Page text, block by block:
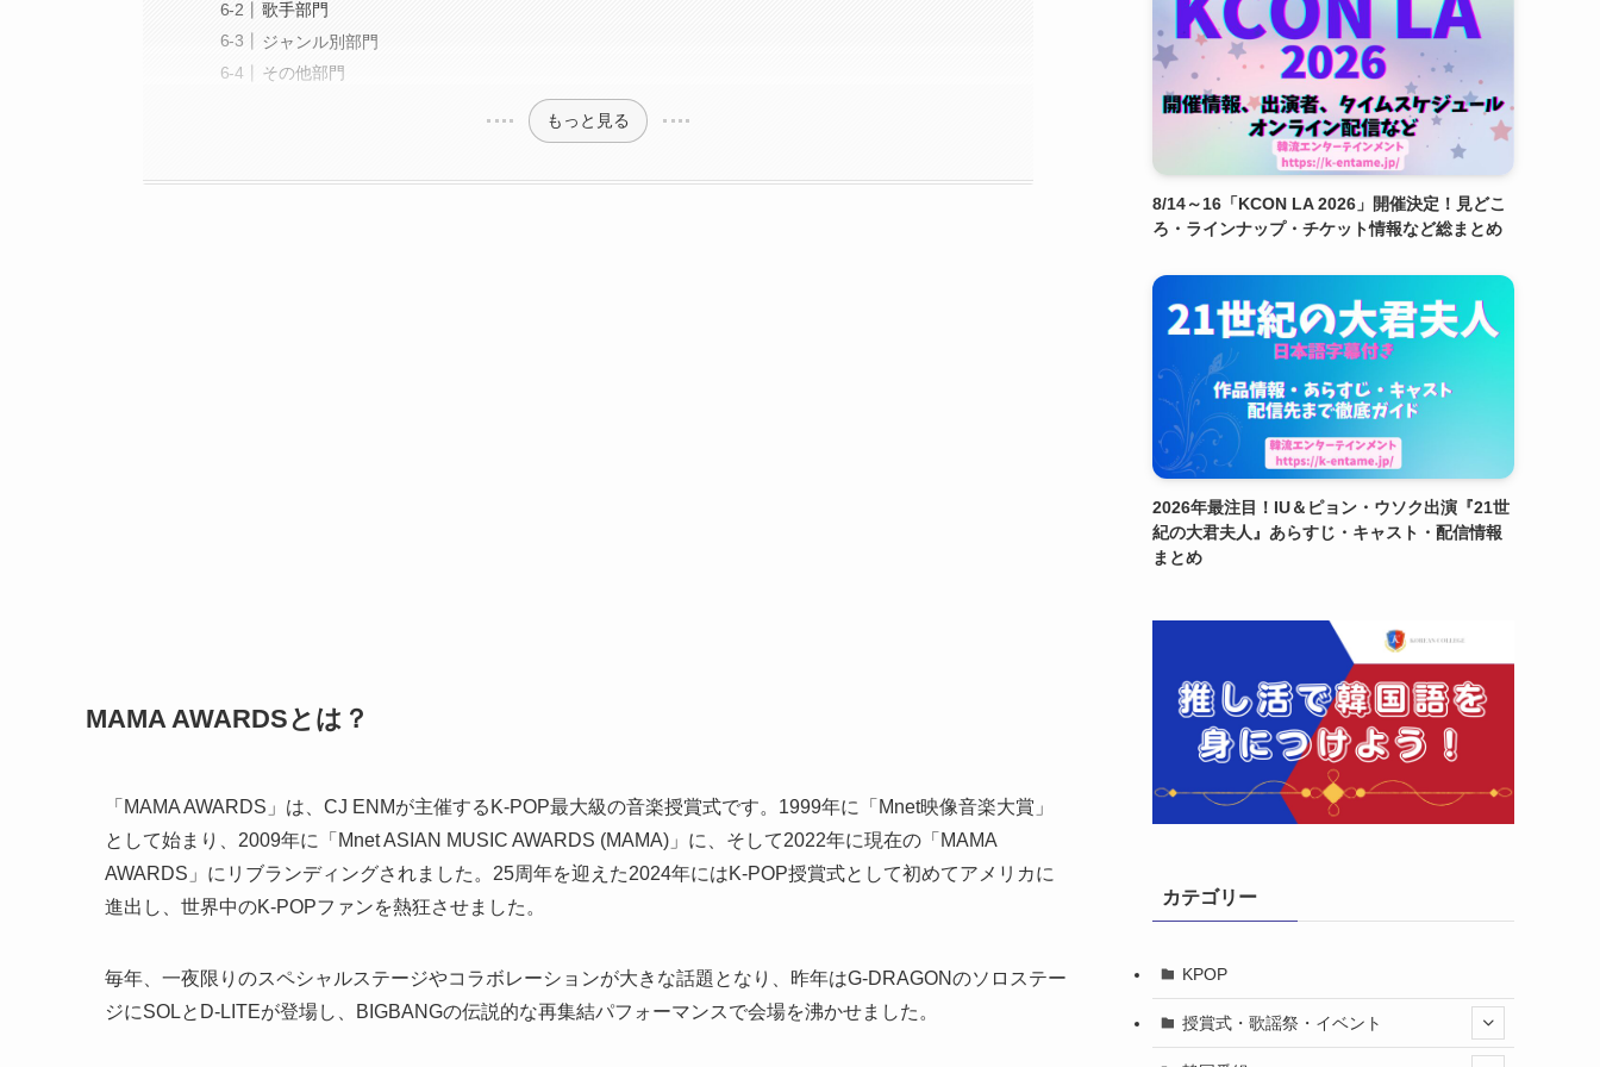
歌手部門
ジャンル別部門
その他部門
もっと見る
MAMA AWARDSとは？
「MAMA AWARDS」は、CJ ENMが主催するK-POP最大級の音楽授賞式です。1999年に「Mnet映像音楽大賞」
として始まり、2009年に「Mnet ASIAN MUSIC AWARDS (MAMA)」に、そして2022年に現在の「MAMA
AWARDS」にリブランディングされました。25周年を迎えた2024年にはK-POP授賞式として初めてアメリカに
進出し、世界中のK-POPファンを熱狂させました。
毎年、一夜限りのスペシャルステージやコラボレーションが大きな話題となり、昨年はG-DRAGONのソロステー
ジにSOLとD-LITEが登場し、BIGBANGの伝説的な再集結パフォーマンスで会場を沸かせました。
8/14～16「KCON LA 2026」開催決定！見どこ
ろ・ラインナップ・チケット情報など総まとめ
2026年最注目！IU＆ピョン・ウソク出演『21世
紀の大君夫人』あらすじ・キャスト・配信情報
まとめ
カテゴリー
KPOP
授賞式・歌謡祭・イベント